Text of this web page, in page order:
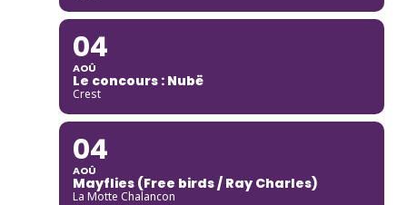
04
AOÛ
Le concours : Nubë
Crest
04
AOÛ
Mayflies (Free birds / Ray Charles)
La Motte Chalancon